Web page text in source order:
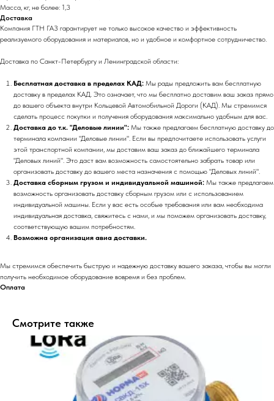
Масса, кг, не более: 1,3
Доставка
Компания ГТН ГАЗ гарантирует не только высокое качество и эффективность
реализуемого оборудования и материалов, но и удобное и комфортное сотрудничество.
Доставка по Санкт-Петербургу и Ленинградской области:
Бесплатная доставка в пределах КАД: Мы рады предложить вам бесплатную
доставку в пределах КАД. Это означает, что мы бесплатно доставим ваш заказ прямо
до вашего объекта внутри Кольцевой Автомобильной Дороги (КАД). Мы стремимся
сделать процесс покупки и получения оборудования максимально удобным для вас.
Доставка до т.к. "Деловые линии": Мы также предлагаем бесплатную доставку до
терминала компании "Деловые линии". Если вы предпочитаете использовать услуги
этой транспортной компании, мы доставим ваш заказ до ближайшего терминала
"Деловых линий". Это даст вам возможность самостоятельно забрать товар или
организовать доставку до вашего места назначения с помощью "Деловых линий".
Доставка сборным грузом и индивидуальной машиной: Мы также предлагаем
возможность организовать доставку сборным грузом или с использованием
индивидуальной машины. Если у вас есть особые требования или вам необходима
индивидуальная доставка, свяжитесь с нами, и мы поможем организовать доставку,
соответствующую вашим потребностям.
Возможна организация авиа доставки.
Мы стремимся обеспечить быструю и надежную доставку вашего заказа, чтобы вы могли
получить необходимое оборудование вовремя и без проблем.
Оплата
Смотрите также